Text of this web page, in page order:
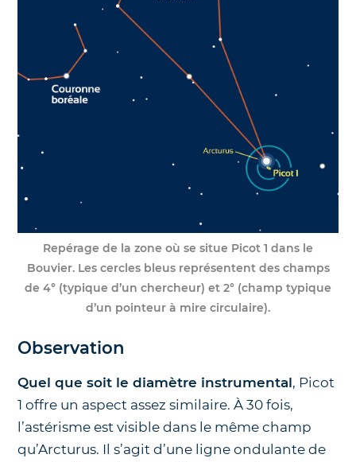
Repérage de la zone où se situe Picot 1 dans le
Bouvier. Les cercles bleus représentent des champs
de 4° (typique d’un chercheur) et 2° (champ typique
d’un pointeur à mire circulaire).
Observation
Quel que soit le diamètre instrumental, Picot
1 offre un aspect assez similaire. À 30 fois,
l’astérisme est visible dans le même champ
qu’Arcturus. Il s’agit d’une ligne ondulante de